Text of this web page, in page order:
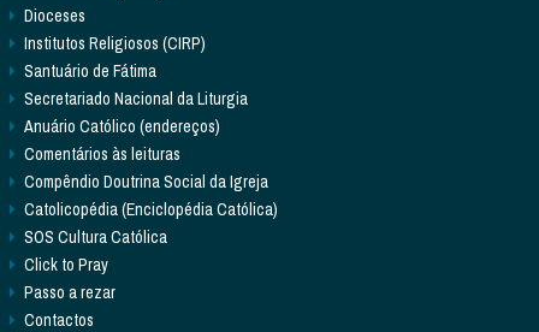
Dioceses
Institutos Religiosos (CIRP)
Santuário de Fátima
Secretariado Nacional da Liturgia
Anuário Católico (endereços)
Comentários às leituras
Compêndio Doutrina Social da Igreja
Catolicopédia (Enciclopédia Católica)
SOS Cultura Católica
Click to Pray
Passo a rezar
Contactos